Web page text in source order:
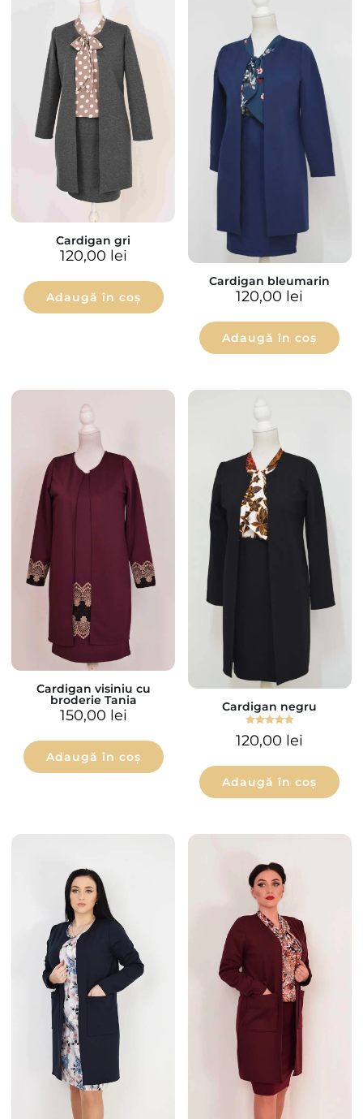
Cardigan gri
120,00 lei
Adaugă în coș
Cardigan bleumarin
120,00 lei
Adaugă în coș
Cardigan visiniu cu
broderie Tania
150,00 lei
Adaugă în coș
Cardigan negru
Evaluat la
5.00
din 5
120,00 lei
Adaugă în coș